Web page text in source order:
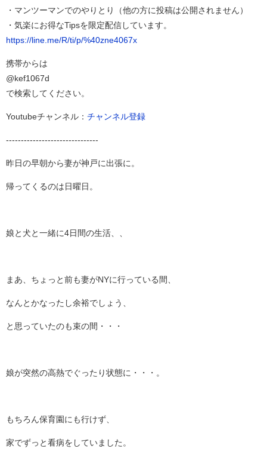
・マンツーマンでのやりとり（他の方に投稿は公開されません）
・気楽にお得なTipsを限定配信しています。
https://line.me/R/ti/p/%40zne4067x
携帯からは
@kef1067d
で検索してください。
Youtubeチャンネル： チャンネル登録
-------------------------------
昨日の早朝から妻が神戸に出張に。
帰ってくるのは日曜日。
娘と犬と一緒に4日間の生活、、
まあ、ちょっと前も妻がNYに行っている間、
なんとかなったし余裕でしょう、
と思っていたのも束の間・・・
娘が突然の高熱でぐったり状態に・・・。
もちろん保育園にも行けず、
家でずっと看病をしていました。